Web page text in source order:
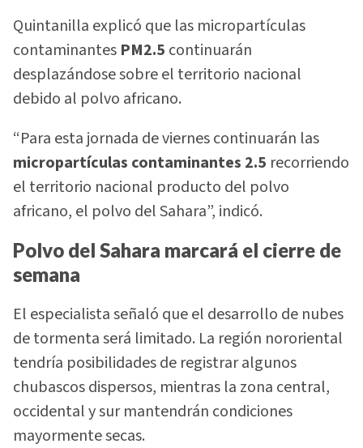
Quintanilla explicó que las micropartículas
contaminantes PM2.5 continuarán
desplazándose sobre el territorio nacional
debido al polvo africano.
“Para esta jornada de viernes continuarán las
micropartículas contaminantes 2.5 recorriendo
el territorio nacional producto del polvo
africano, el polvo del Sahara”, indicó.
Polvo del Sahara marcará el cierre de
semana
El especialista señaló que el desarrollo de nubes
de tormenta será limitado. La región nororiental
tendría posibilidades de registrar algunos
chubascos dispersos, mientras la zona central,
occidental y sur mantendrán condiciones
mayormente secas.